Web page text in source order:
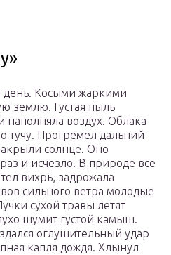
день. Косыми жаркими
землю. Густая пыль
наполняла воздух. Облака
тучу. Прогремел дальний
солнце. Оно
и исчезло. В природе все
вихрь, задрожала
сильного ветра молодые
сухой травы летят
шумит густой камыш.
оглушительный удар
капля дождя. Хлынул